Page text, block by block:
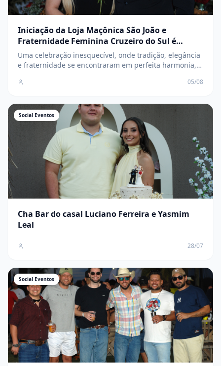
Iniciação da Loja Maçônica São João e
Fraternidade Feminina Cruzeiro do Sul é
marcada por elegância, tradição e
confraternização
Uma celebração inesquecível, onde tradição, elegância
e fraternidade se encontraram em perfeita harmonia,
caminhada para os novos membros
05/08
Social Eventos
Cha Bar do casal Luciano Ferreira e Yasmim
Leal
28/07
Social Eventos